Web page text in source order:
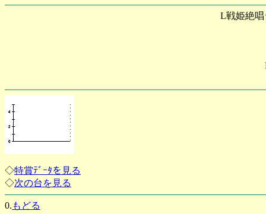
L戦姫絶
◇特賞ﾃﾞｰﾀを見る
◇次の台を見る
0. もどる